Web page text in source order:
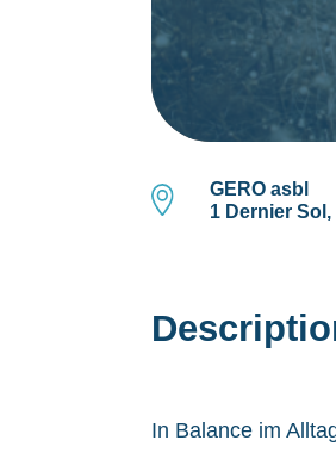
GERO asbl
1 Dernier
In Balance im